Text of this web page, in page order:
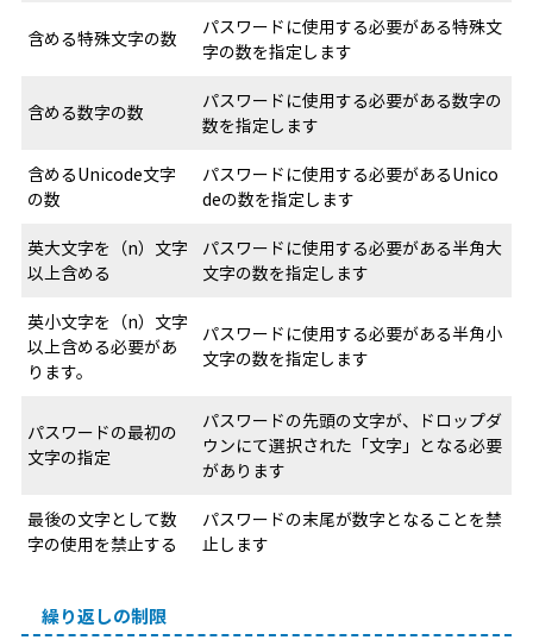
含める特殊文字の数
パスワードに使用する必要がある特殊文
字の数を指定します
含める数字の数
パスワードに使用する必要がある数字の
数を指定します
含めるUnicode文字
の数
パスワードに使用する必要があるUnico
deの数を指定します
英大文字を（n）文字
以上含める
パスワードに使用する必要がある半角大
文字の数を指定します
英小文字を（n）文字
以上含める必要があ
ります。
パスワードに使用する必要がある半角小
文字の数を指定します
パスワードの最初の
文字の指定
パスワードの先頭の文字が、ドロップダ
ウンにて選択された「文字」となる必要
があります
最後の文字として数
字の使用を禁止する
パスワードの末尾が数字となることを禁
止します
繰り返しの制限